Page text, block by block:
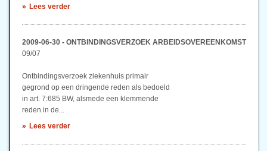
Lees verder
2009-06-30 - ONTBINDINGSVERZOEK ARBEIDSOVEREENKOMST
09/07
Ontbindingsverzoek ziekenhuis primair
gegrond op een dringende reden als bedoeld
in art. 7:685 BW, alsmede een klemmende
reden in de...
Lees verder